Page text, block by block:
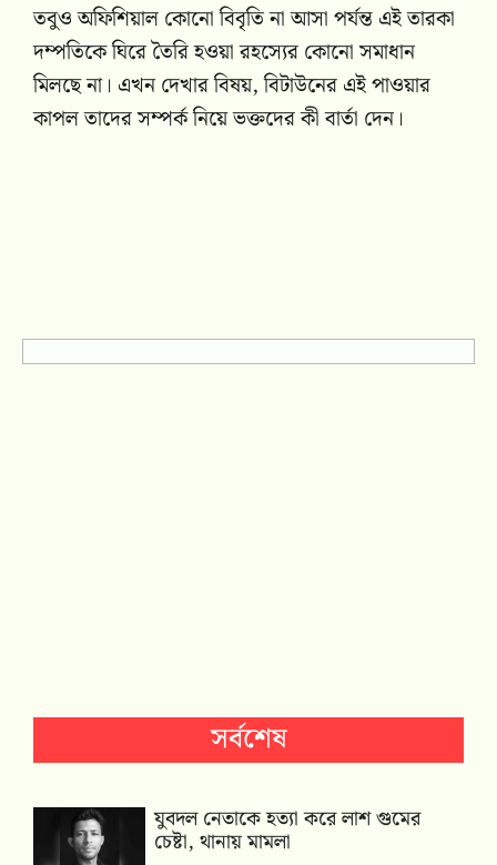
তবুও অফিশিয়াল কোনো বিবৃতি না আসা পর্যন্ত এই তারকা
দম্পতিকে ঘিরে তৈরি হওয়া রহস্যের কোনো সমাধান
মিলছে না। এখন দেখার বিষয়, বিটাউনের এই পাওয়ার
কাপল তাদের সম্পর্ক নিয়ে ভক্তদের কী বার্তা দেন।
সর্বশেষ
যুবদল নেতাকে হত্যা করে লাশ গুমের
চেষ্টা, থানায় মামলা